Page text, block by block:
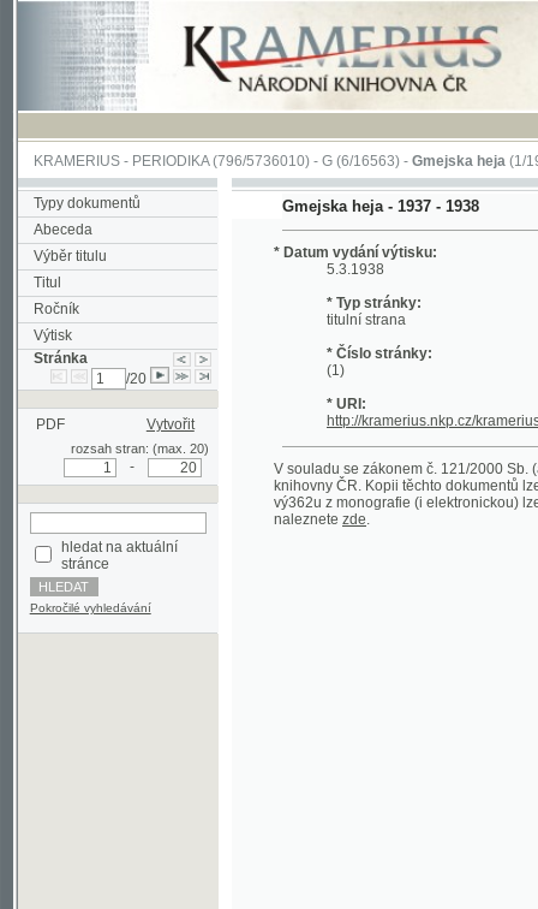
KRAMERIUS-PERIODIKA(796/5736010) -G(6/16563) -Gmejska heja(1/197)
Typy dokumentů
Abeceda
Výběr titulu
Titul
Ročník
Výtisk
Stránka
PDF Vytvořit
rozsah stran: (max. 20)
stránce
Pokročilé vyhledávání
Gmejska heja - 1937 - 1938
* Datum vydání výtisku:
5.3.1938
* Typ stránky:
* Číslo stránky:
* URI:
http://kramerius.nkp.cz/kramerius/
V souladu se zákonem č. 121/2000 Sb.
naleznetezde.